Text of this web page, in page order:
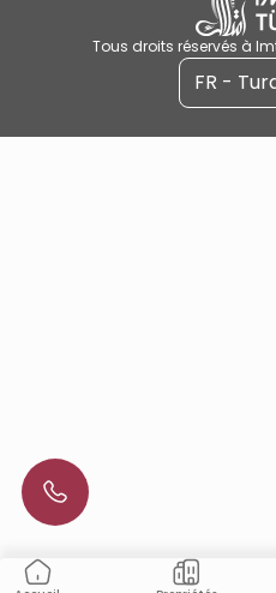
Tous droits réservés à
FR -